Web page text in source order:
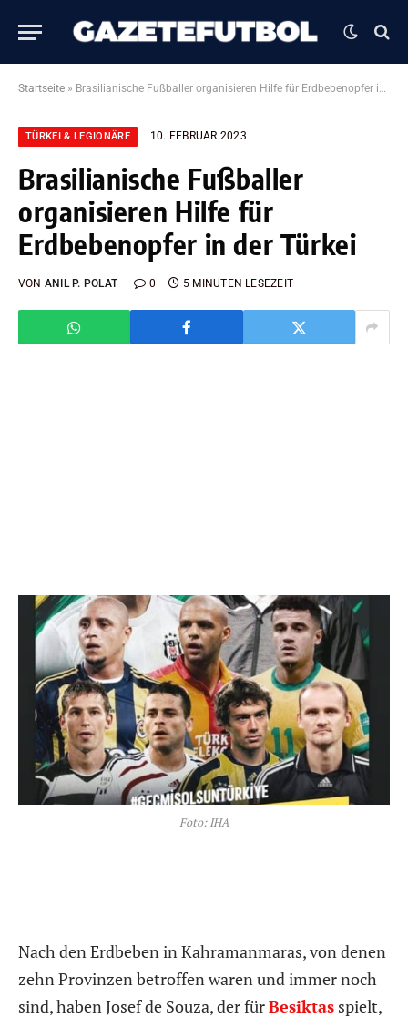
Startseite » Brasilianische Fußballer organisieren Hilfe für Erdbebenopfer in der Türkei
TÜRKEI & LEGIONÄRE 10. FEBRUAR 2023
Brasilianische Fußballer
organisieren Hilfe für
Erdbebenopfer in der Türkei
VON ANIL P. POLAT 0 5 MINUTEN LESEZEIT
Foto: IHA
Nach den Erdbeben in Kahramanmaras, von denen
zehn Provinzen betroffen waren und immer noch
sind, haben Josef de Souza, der fürBesiktas spielt,